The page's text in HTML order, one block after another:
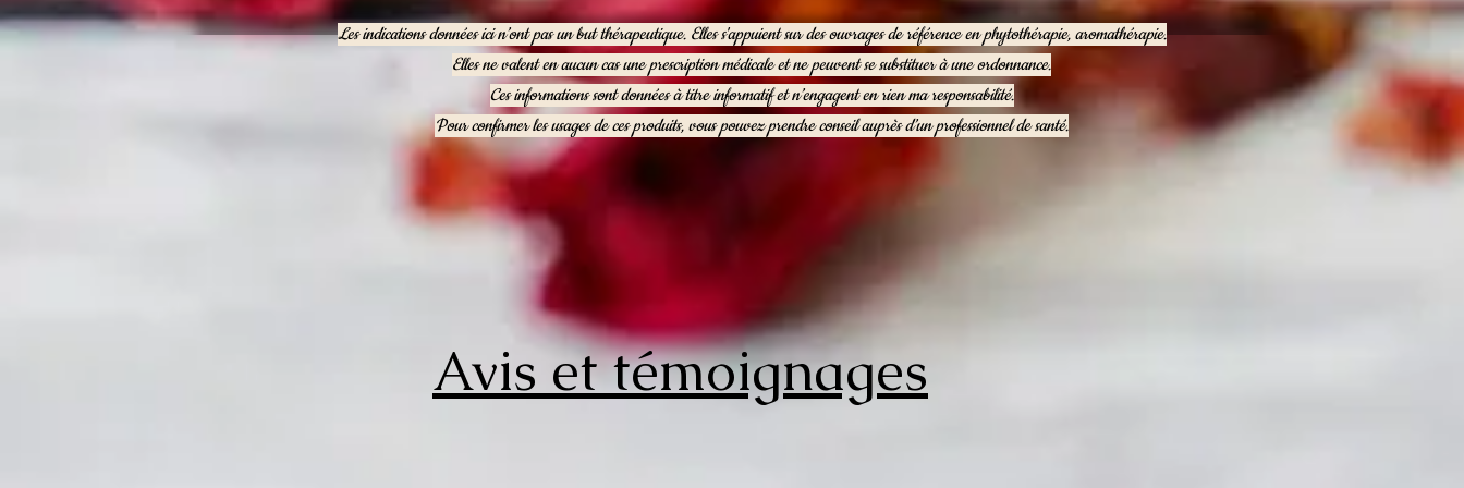
Les indications données ici n’ont pas un but thérapeutique. Elles s'appuient sur des ouvrages de référence en phytothérapie, aromathérapie.
Elles ne valent en aucun cas une prescription médicale et ne peuvent se substituer à une ordonnance.
Ces informations sont données à titre informatif et n’engagent en rien ma responsabilité.
Pour confirmer les usages de ces produits, vous pouvez prendre conseil auprès d’un professionnel de santé.
Avis et témoignages